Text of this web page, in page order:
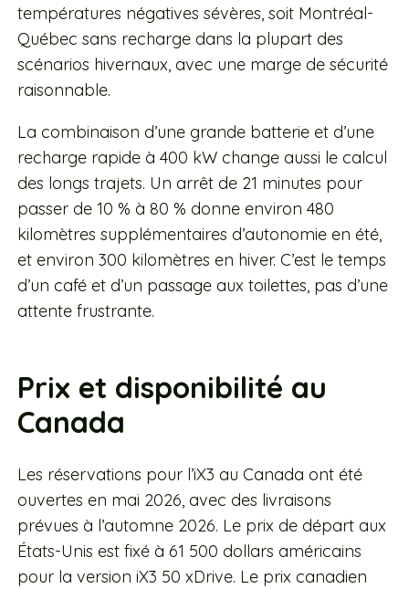
températures négatives sévères, soit Montréal-
Québec sans recharge dans la plupart des
scénarios hivernaux, avec une marge de sécurité
raisonnable.
La combinaison d’une grande batterie et d’une
recharge rapide à 400 kW change aussi le calcul
des longs trajets. Un arrêt de 21 minutes pour
passer de 10 % à 80 % donne environ 480
kilomètres supplémentaires d’autonomie en été,
et environ 300 kilomètres en hiver. C’est le temps
d’un café et d’un passage aux toilettes, pas d’une
attente frustrante.
Prix et disponibilité au
Canada
Les réservations pour l’iX3 au Canada ont été
ouvertes en mai 2026, avec des livraisons
prévues à l’automne 2026. Le prix de départ aux
États-Unis est fixé à 61 500 dollars américains
pour la version iX3 50 xDrive. Le prix canadien